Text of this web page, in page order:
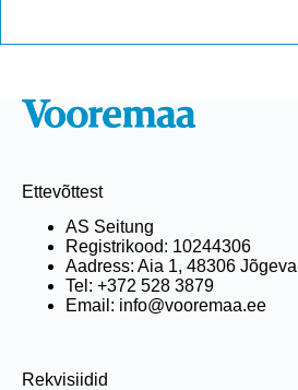
Ettevõttest
AS Seitung
Registrikood: 10244306
Aadress: Aia 1, 48306 Jõgeva
Tel: +372 528 3879
Email: info@vooremaa.ee
Rekvisiidid